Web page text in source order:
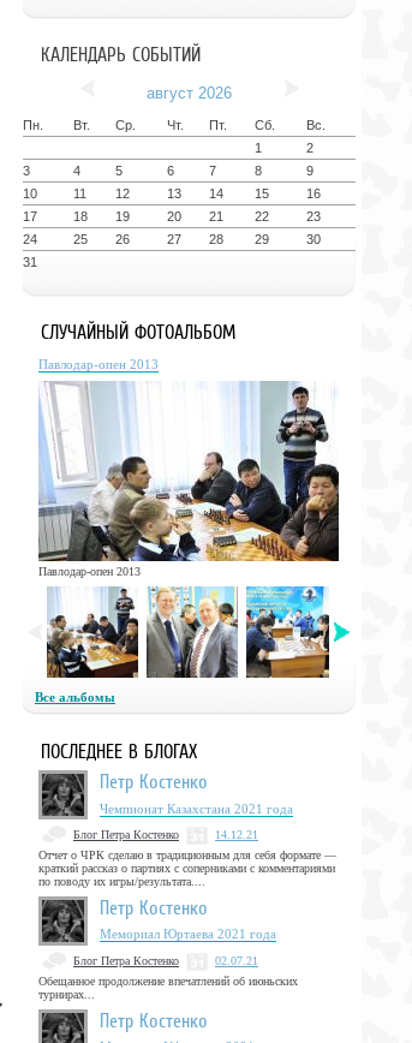
КАЛЕНДАРЬ СОБЫТИЙ
август 2026
Пн. Вт. Ср. Чт. Пт. Сб.
Вс.
1
2
3
4 5 6 7 8
9
10
11 12 13 14 15
16
17
18 19 20 21 22
23
24
25 26 27 28 29
30
31
СЛУЧАЙНЫЙ ФОТОАЛЬБОМ
Павлодар-опен 2013
Павлодар-опен 2013
Все альбомы
ПОСЛЕДНЕЕ В БЛОГАХ
Петр Костенко
Чемпионат Казахстана 2021 года
Блог Петра Костенко
14.12.21
Отчет о ЧРК сделаю в традиционным для себя формате —
краткий рассказ о партиях с соперниками с комментариями
по поводу их игры/результата....
Петр Костенко
Мемориал Юртаева 2021 года
Блог Петра Костенко
02.07.21
Обещанное продолжение впечатлений об июньских
турнирах...
Петр Костенко